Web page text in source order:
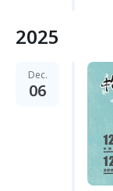
2025
Dec.
06